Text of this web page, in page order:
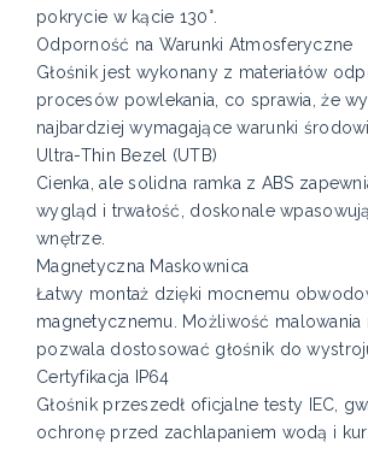
pokrycie w kącie 130°.
Odporność na Warunki Atmosferyczne
Głośnik jest wykonany z materiałów
procesów powlekania, co sprawia, że
najbardziej wymagające warunki
Ultra-Thin Bezel (UTB)
Cienka, ale solidna ramka z ABS
wygląd i trwałość, doskonale
wnętrze.
Magnetyczna Maskownica
Łatwy montaż dzięki mocnemu
magnetycznemu. Możliwość malowania
pozwala dostosować głośnik do
Certyfikacja IP64
Głośnik przeszedł oficjalne testy IEC,
ochronę przed zachlapaniem wodą i